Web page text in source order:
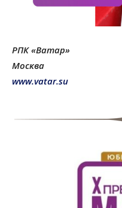
РПК «Ватар»
Москва
www.vatar.su